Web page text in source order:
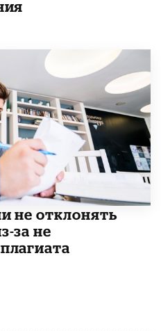
не отклонять
за не